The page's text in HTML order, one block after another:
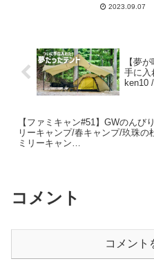
2023.09.07
【夢
手に入
ken10
【ファミキャン#51】GWのんび
リーキャンプ/春キャンプ/玖珠の
ミリーキャン
コメント
コメント